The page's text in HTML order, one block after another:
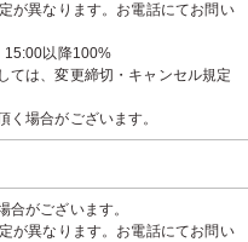
が異なります。お電話にてお問い
15:00以降100%
は、変更締切・キャンセル規定
場合がございます。
合がございます。
が異なります。お電話にてお問い